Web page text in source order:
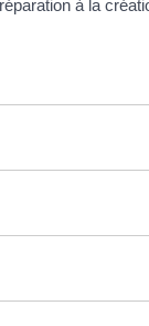
à la